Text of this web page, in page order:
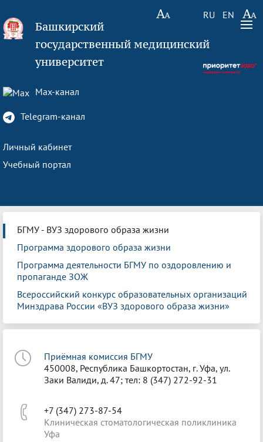
RU EN
Башкирский
государственный медицинский
университет
Max-канал
Telegram-канал
Личный кабинет
Учебный портал
БГМУ - ВУЗ здорового образа жизни
Программа здорового образа жизни
Программа деятельности БГМУ по оздоровлению и
пропаганде ЗОЖ
Всероссийский конкурс образовательных организаций
Минздрава России «ВУЗ здорового образа жизни»
Приёмная комиссия БГМУ
450008, Республика Башкортостан, г. Уфа, ул.
Заки Валиди, д. 47; тел: 8 (347) 272-92-31
+7 (347) 273-87-54
Клиническая стоматологическая поликлиника
Уфа